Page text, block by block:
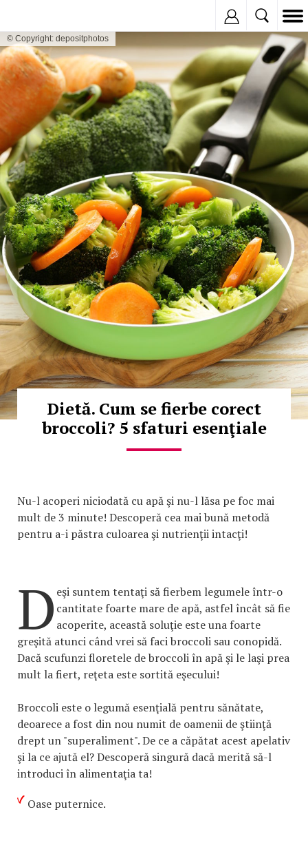
© Copyright: depositphotos
Dietă. Cum se fierbe corect
broccoli? 5 sfaturi esenţiale
Nu-l acoperi niciodată cu apă şi nu-l lăsa pe foc mai
mult de 3 minute! Descoperă cea mai bună metodă
pentru a-i păstra culoarea şi nutrienţii intacţi!
D eşi suntem tentaţi să fierbem legumele într-o
cantitate foarte mare de apă, astfel încât să fie
acoperite, această soluţie este una foarte
greşită atunci când vrei să faci broccoli sau conopidă.
Dacă scufunzi floretele de broccoli în apă şi le laşi prea
mult la fiert, reţeta este sortită eşecului!
Broccoli este o legumă esenţială pentru sănătate,
deoarece a fost din nou numit de oamenii de ştiinţă
drept un "superaliment". De ce a căpătat acest apelativ
şi la ce ajută el? Descoperă singură dacă merită să-l
introduci în alimentaţia ta!
Oase puternice.